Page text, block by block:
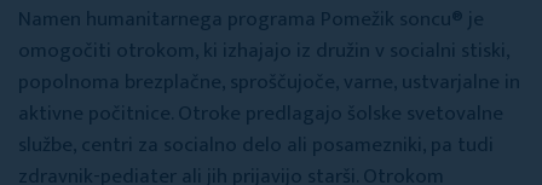
Namen humanitarnega programa Pomežik soncu® je
omogočiti otrokom, ki izhajajo iz družin v socialni stiski,
popolnoma brezplačne, sproščujoče, varne, ustvarjalne in
aktivne počitnice. Otroke predlagajo šolske svetovalne
službe, centri za socialno delo ali posamezniki, pa tudi
zdravnik-pediater ali jih prijavijo starši. Otrokom